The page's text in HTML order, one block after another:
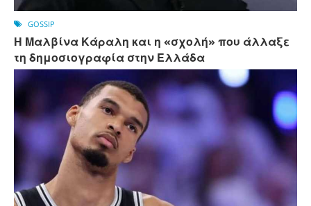
GOSSIP
Η Μαλβίνα Κάραλη και η «σχολή» που άλλαξε
τη δημοσιογραφία στην Ελλάδα